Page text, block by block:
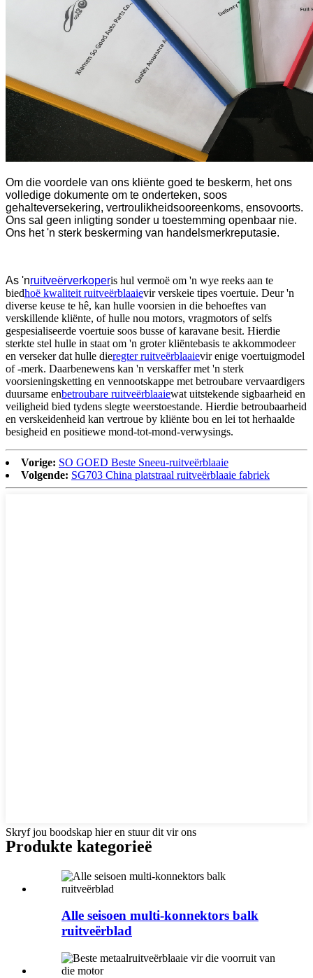
Om die voordele van ons kliënte goed te beskerm, het ons
volledige dokumente om te onderteken, soos
gehalteversekering, vertroulikheidsooreenkoms, ensovoorts.
Ons sal geen inligting sonder u toestemming openbaar nie.
Ons het 'n sterk beskerming van handelsmerkreputasie.
As 'nruitveërverkoperis hul vermoë om 'n wye reeks aan te
biedhoë kwaliteit ruitveërblaaievir verskeie tipes voertuie. Deur 'n
diverse keuse te hê, kan hulle voorsien in die behoeftes van
verskillende kliënte, of hulle nou motors, vragmotors of selfs
gespesialiseerde voertuie soos busse of karavane besit. Hierdie
sterkte stel hulle in staat om 'n groter kliëntebasis te akkommodeer
en verseker dat hulle dieregter ruitveërblaaievir enige voertuigmodel
of -merk. Daarbenewens kan 'n verskaffer met 'n sterk
voorsieningsketting en vennootskappe met betroubare vervaardigers
duursame enbetroubare ruitveërblaaiewat uitstekende sigbaarheid en
veiligheid bied tydens slegte weerstoestande. Hierdie betroubaarheid
en verskeidenheid kan vertroue by kliënte bou en lei tot herhaalde
besigheid en positiewe mond-tot-mond-verwysings.
Vorige: SO GOED Beste Sneeu-ruitveërblaaie
Volgende: SG703 China platstraal ruitveërblaaie fabriek
Skryf jou boodskap hier en stuur dit vir ons
Produkte kategorieë
Alle seisoen multi-konnektors balk
ruitveërblad